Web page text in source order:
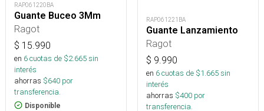
RAP061220BA
Guante Buceo 3Mm
Ragot
$ 15.990
en 6cuotas de $2.665sin
interés
ahorras $640 por
transferencia.
Disponible
RAP061221BA
Guante Lanzamiento
Ragot
$ 9.990
en 6cuotas de $1.665sin
interés
ahorras $400 por
transferencia.